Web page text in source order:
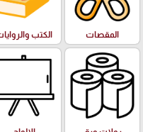
المقصات الكتب